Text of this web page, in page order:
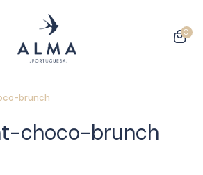
0
brunch
choco-brunch